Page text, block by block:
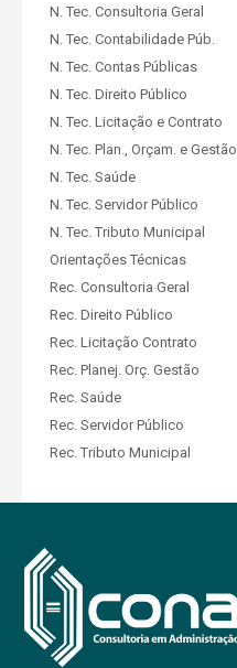
N. Tec. Consultoria Geral
N. Tec. Contabilidade Púb.
N. Tec. Contas Públicas
N. Tec. Direito Público
N. Tec. Licitação e Contrato
N. Tec. Plan., Orçam. e Gestão
N. Tec. Saúde
N. Tec. Servidor Público
N. Tec. Tributo Municipal
Orientações Técnicas
Rec. Consultoria Geral
Rec. Direito Público
Rec. Licitação Contrato
Rec. Planej. Orç. Gestão
Rec. Saúde
Rec. Servidor Público
Rec. Tributo Municipal